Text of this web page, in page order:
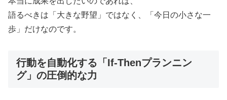
語るべきは「大きな野望」ではなく、「今日の小さな一
歩」だけなのです。
行動を自動化する「If-Thenプランニン
グ」の圧倒的な力